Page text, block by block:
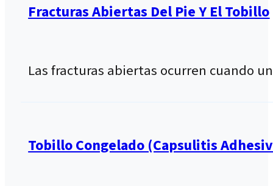
Fracturas Abiertas Del Pie Y El Tobillo
Las fracturas abiertas ocurren cuando
Tobillo Congelado (capsulitis